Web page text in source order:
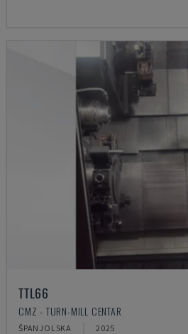
TTL66
CMZ - TURN-MILL CENTAR
ŠPANJOLSKA 2025